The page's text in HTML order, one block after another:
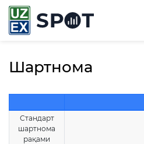
Шартнома
Стандарт
шартнома
рақами